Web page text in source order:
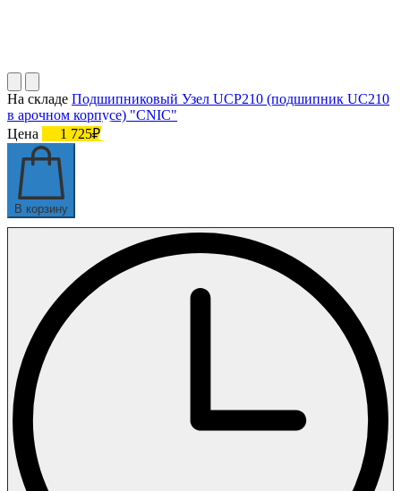
На складе Подшипниковый Узел UCP210 (подшипник UC210
в арочном корпусе) "CNIC"
Цена
1 725₽
В корзину